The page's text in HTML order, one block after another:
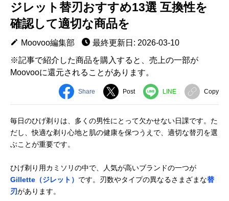
ジレット替刃おすすめ13選 互換性を
確認して適切な商品を
Moovoo編集部
最終更新日: 2026-03-10
※記事で紹介した商品を購入すると、売上の一部が
Moovooに還元されることがあります。
Share Post LINE Copy
毎日のひげ剃りは、多くの男性にとって欠かせない日課です。た
だし、快適な剃り心地と肌の健康を保つうえで、適切な替刃を選
ぶことが重要です。
ひげ剃り用カミソリの中で、人気が高いブランドの一つが
Gillette（ジレット） です。刃数やタイプの異なるさまざまな替
刃があります。